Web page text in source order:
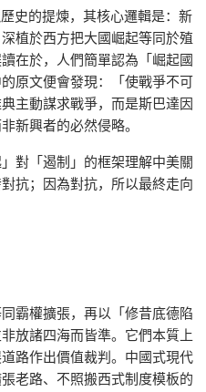
史的提煉，其核心邏輯是：新
植於西方把大國崛起等同於殖
在於，人們簡單認為「崛起國
原文便會發現：「使戰爭不可
主動謀求戰爭，而是斯巴達因
新興者的必然侵略。
對「遏制」的框架理解中美關
抗；因為對抗，所以最終走向
霸權擴張，再以「修昔底德陷
放諸四海而皆準。它們本質上
路作出價值裁判。中國式現代
老路、不照搬西式制度模板的